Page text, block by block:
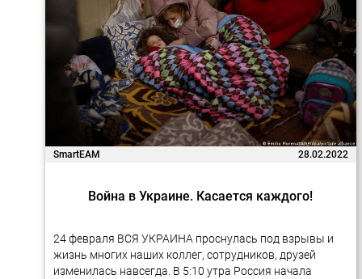
SmartEAM 28.02.2022
Война в Украине. Касается каждого!
24 февраля ВСЯ УКРАИНА проснулась под взрывы и
жизнь многих наших коллег, сотрудников, друзей
изменилась навсегда. В 5:10 утра Россия начала